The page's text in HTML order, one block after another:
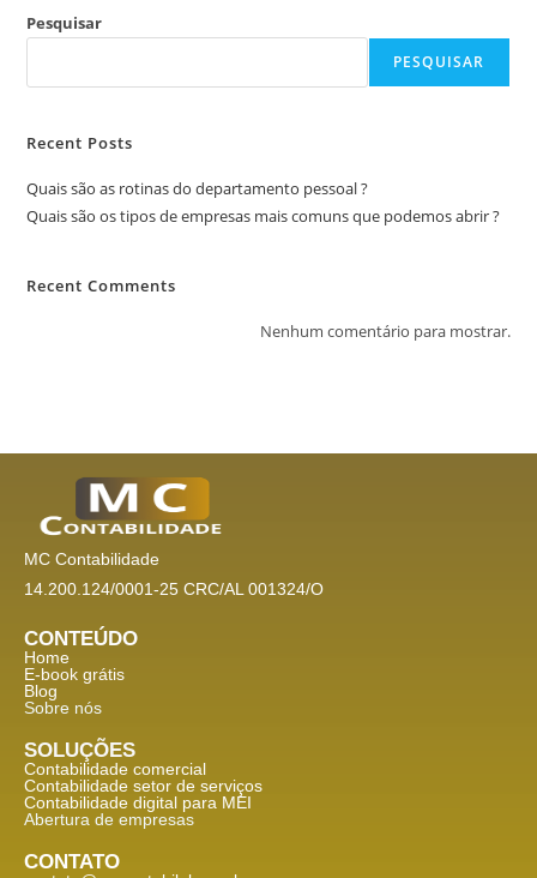
Pesquisar
PESQUISAR
Recent Posts
Quais são as rotinas do departamento pessoal ?
Quais são os tipos de empresas mais comuns que podemos abrir ?
Recent Comments
Nenhum comentário para mostrar.
MC Contabilidade
14.200.124/0001-25 CRC/AL 001324/O
CONTEÚDO
Home
E-book grátis
Blog
Sobre nós
SOLUÇÕES
Contabilidade comercial
Contabilidade setor de serviços
Contabilidade digital para MEI
Abertura de empresas
CONTATO